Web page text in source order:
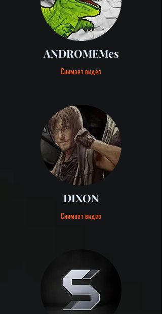
ANDROMEMes
Снимает видео
DIXON
Снимает видео